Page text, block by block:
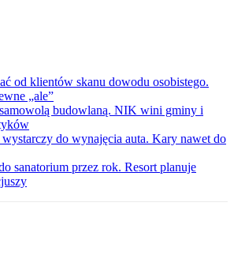
od klientów skanu dowodu osobistego.
„ale”
budowlaną. NIK wini gminy i
do wynajęcia auta. Kary nawet do
sanatorium przez rok. Resort planuje